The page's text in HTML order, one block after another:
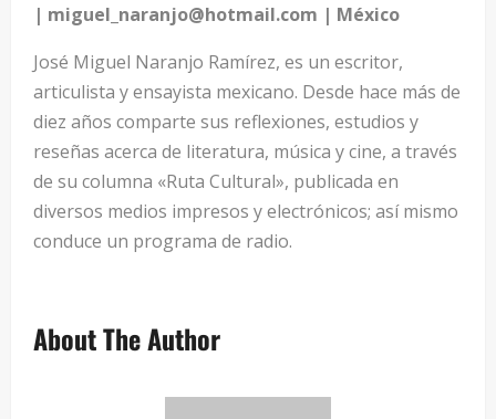
| miguel_naranjo@hotmail.com | México
José Miguel Naranjo Ramírez, es un escritor,
articulista y ensayista mexicano. Desde hace más de
diez años comparte sus reflexiones, estudios y
reseñas acerca de literatura, música y cine, a través
de su columna «Ruta Cultural», publicada en
diversos medios impresos y electrónicos; así mismo
conduce un programa de radio.
About The Author